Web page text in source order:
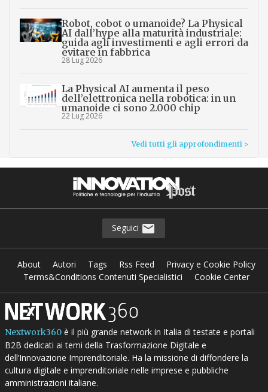
Robot, cobot o umanoide? La Physical
AI dall’hype alla maturità industriale:
guida agli investimenti e agli errori da
evitare in fabbrica
28 Lug 2026
La Physical AI aumenta il peso
dell’elettronica nella robotica: in un
umanoide ci sono 2.000 chip
22 Lug 2026
Vedi tutti gli approfondimenti >
Seguici
About Autori Tags Rss Feed
Privacy e Cookie Policy
Terms&Conditions Contenuti Specialistici
Cookie Center
Nextwork360è il più grande network in Italia di testate e portali
B2B dedicati ai temi della Trasformazione Digitale e
dell’Innovazione Imprenditoriale. Ha la missione di diffondere la
cultura digitale e imprenditoriale nelle imprese e pubbliche
amministrazioni italiane.